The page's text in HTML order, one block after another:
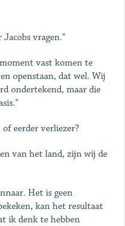
vragen."
vast komen te
openstaan, dat wel. Wij
ondertekend, maar die
eerder verliezer?
van het land, zijn wij de
Het is geen
kan het resultaat
ik denk te hebben